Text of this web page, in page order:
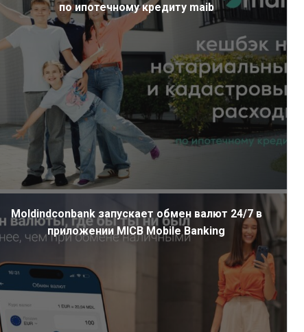
по ипотечному кредиту maib
Moldindconbank запускает обмен валют 24/7 в
приложении MICB Mobile Banking